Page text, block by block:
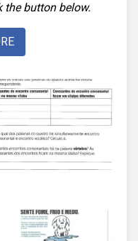
the button below.